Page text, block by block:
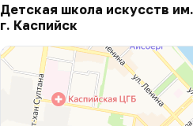
Детская школа искусств
г. Каспийск